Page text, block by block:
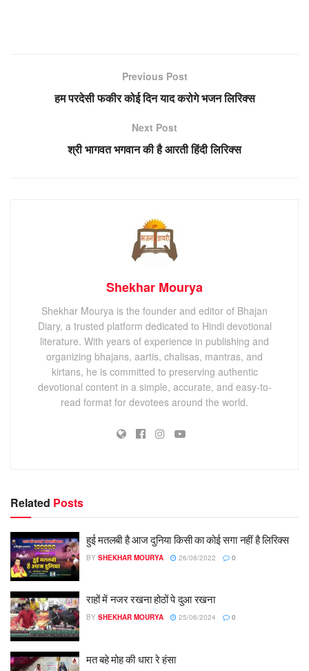
Previous Post
हम परदेसी फकीर कोई दिन याद करोगे भजन लिरिक्स
Next Post
श्री भागवत भगवान की है आरती हिंदी लिरिक्स
Shekhar Mourya
Shekhar Mourya is the founder and editor of Bhajan
Diary, a trusted platform dedicated to Hindi devotional
literature. With years of experience in publishing and
organizing bhajans, aartis, chalisas, mantras, and
kirtans, he is committed to preserving authentic
devotional content in a simple, accurate, and easy-to-
read format for devotees around the world.
Related Posts
हुई मतलबी है आज दुनिया किसी का कोई सगा नहीं है लिरिक्स
BY SHEKHAR MOURYA 26/08/2022 0
राहों में नजर रखना होठों पे दुआ रखना
BY SHEKHAR MOURYA 25/06/2024 0
मत बहे मोह की धारा रे हंसा